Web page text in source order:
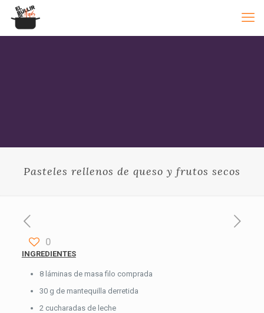
Pasteles rellenos de queso y frutos secos
0
INGREDIENTES
8 láminas de masa filo comprada
30 g de mantequilla derretida
2 cucharadas de leche